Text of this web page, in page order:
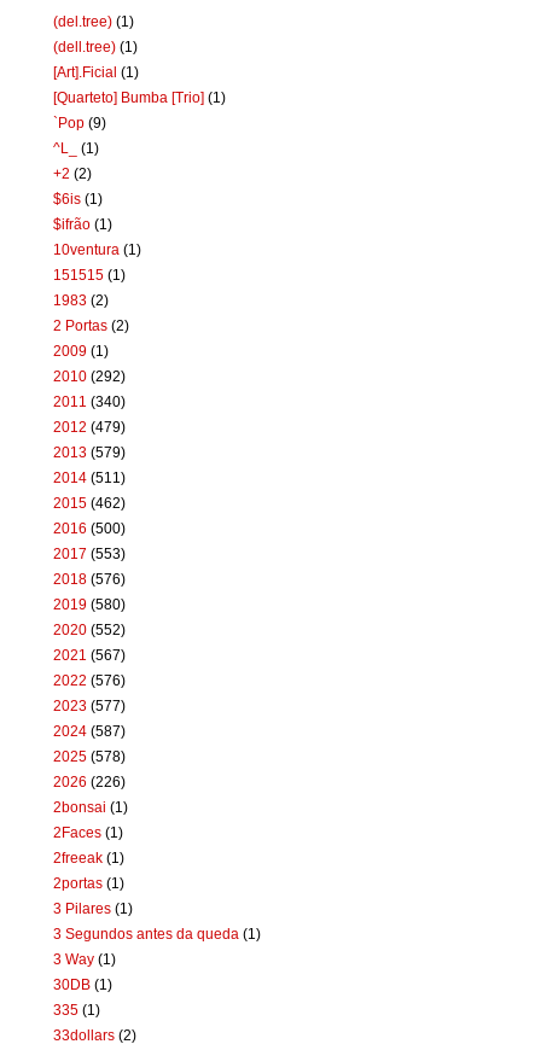
(del.tree) (1)
(dell.tree) (1)
[Art].Ficial (1)
[Quarteto] Bumba [Trio] (1)
`Pop (9)
^L_
(1)
+2 (2)
$6is (1)
$ifrão (1)
10ventura (1)
151515 (1)
1983 (2)
2 Portas (2)
2009 (1)
2010 (292)
2011 (340)
2012 (479)
2013 (579)
2014 (511)
2015 (462)
2016 (500)
2017 (553)
2018 (576)
2019 (580)
2020 (552)
2021 (567)
2022 (576)
2023 (577)
2024 (587)
2025 (578)
2026 (226)
2bonsai (1)
2Faces (1)
2freeak (1)
2portas (1)
3 Pilares (1)
3 Segundos antes da queda (1)
3 Way (1)
30DB (1)
335 (1)
33dollars (2)